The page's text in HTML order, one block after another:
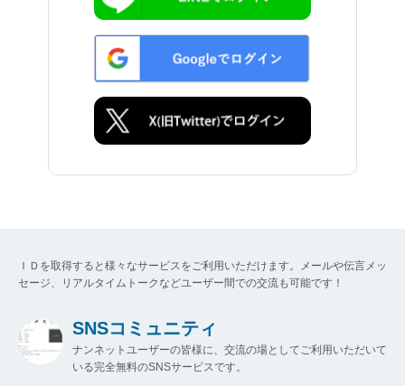
ＩＤを取得すると様々なサービスをご利用いただけます。メールや伝言メッ
セージ、リアルタイムトークなどユーザー間での交流も可能です！
SNSコミュニティ
ナンネットユーザーの皆様に、交流の場としてご利用いただいて
いる完全無料のSNSサービスです。